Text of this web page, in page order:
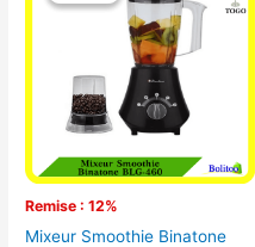
Remise : 12%
Mixeur Smoothie Binatone
était :
25.000 CFA.
est :